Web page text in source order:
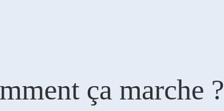
ça marche ?